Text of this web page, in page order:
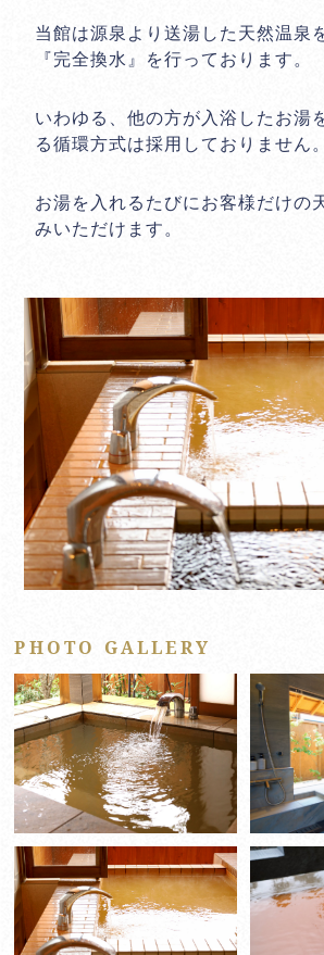
当館は源泉より送湯した天然温泉
『完全換水』を行っております。
いわゆる、他の方が入浴したお湯
る循環方式は採用しておりません。
お湯を入れるたびにお客様だけの
みいただけます。
PHOTO GALLERY